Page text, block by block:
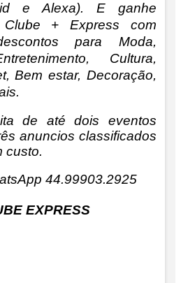
e Alexa). E ganhe
Clube + Express com
para Moda,
Cultura,
Bem estar, Decoração,
de até dois eventos
anuncios classificados
custo.
44.99903.2925
EXPRESS